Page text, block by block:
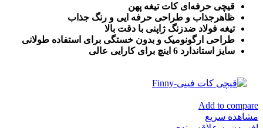
قیچی حرفه‌ای کات تیغه پهن
ظاهرجذاب و طراحی حرفه ایی و رنگ جذاب
تیغه فولاد ضدزنگ ژاپنی با دقت بالا
طراحی ارگونومیک و بدون خستگی برای استفاده طولانی
سایز استاندارد 6 اینچ برای کارایی عالی
Add to compare
مشاهده سریع